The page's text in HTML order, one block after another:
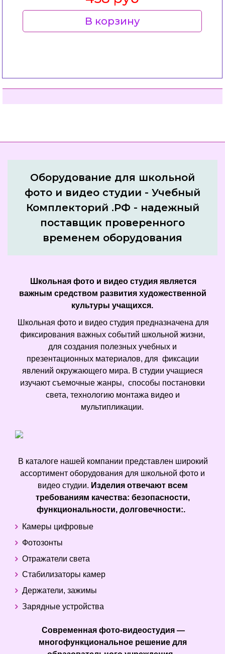
В корзину
Оборудование для школьной
фото и видео студии - Учебный
Комплекторий .РФ - надежный
поставщик проверенного
временем оборудования
Школьная фото и видео студия является
важным средством развития художественной
культуры учащихся.
Школьная фото и видео студия предназначена для
фиксирования важных событий школьной жизни,
для создания полезных учебных и
презентационных материалов, для фиксации
явлений окружающего мира. В студии учащиеся
изучают съемочные жанры, способы постановки
света, технологию монтажа видео и
мультипликации.
В каталоге нашей компании представлен широкий
ассортимент оборудования для школьной фото и
видео студии. Изделия отвечают всем
требованиям качества: безопасности,
функциональности, долговечности:.
Камеры цифровые
Фотозонты
Отражатели света
Стабилизаторы камер
Держатели, зажимы
Зарядные устройства
Современная фото-видеостудия —
многофункциональное решение для